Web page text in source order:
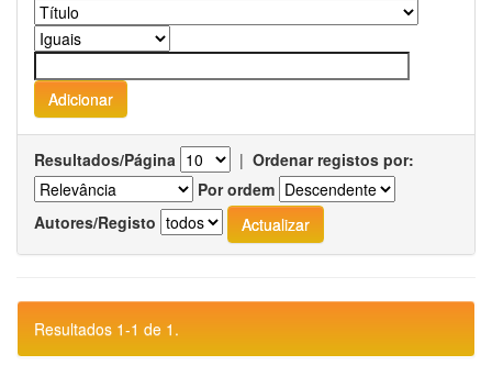
Resultados/Página | Ordenar registos por:
Por ordem
Autores/Registo
Resultados 1-1 de 1.